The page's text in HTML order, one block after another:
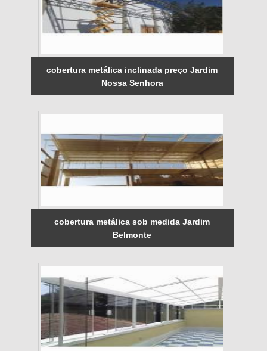
cobertura metálica inclinada preço Jardim
Nossa Senhora
cobertura metálica sob medida Jardim
Belmonte